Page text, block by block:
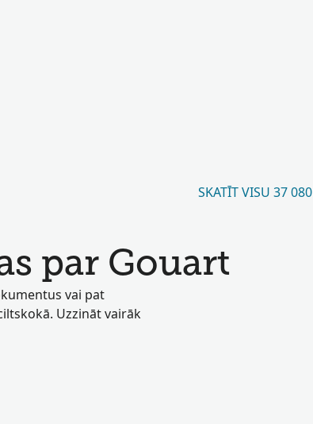
SKATĪT VISU 37 080
par Gouart
vai pat
Uzzināt vairāk